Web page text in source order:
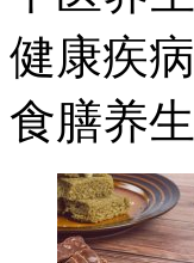
健康疾病
食膳养生